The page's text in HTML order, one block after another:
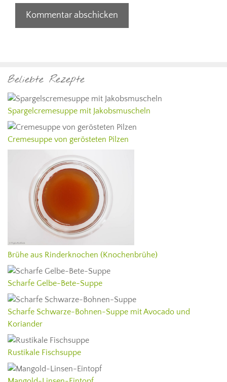
Beliebte Rezepte
Spargelcremesuppe mit Jakobsmuscheln
Cremesuppe von gerösteten Pilzen
Brühe aus Rinderknochen (Knochenbrühe)
Scharfe Gelbe-Bete-Suppe
Scharfe Schwarze-Bohnen-Suppe mit Avocado und
Koriander
Rustikale Fischsuppe